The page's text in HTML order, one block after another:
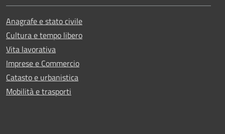
Anagrafe e stato civile
Cultura e tempo libero
Vita lavorativa
Imprese e Commercio
Catasto e urbanistica
Mobilità e trasporti